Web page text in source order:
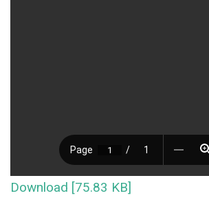
Download [75.83 KB]